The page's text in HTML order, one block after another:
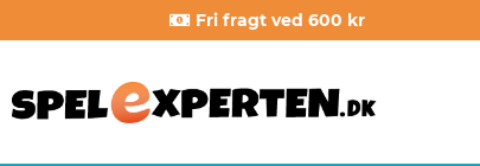
Fri fragt ved 600 kr